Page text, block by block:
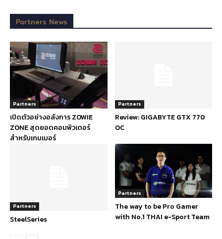
Partners News
Partners
เปิดตัวอย่างอลังการ ZOWIE
ZONE สุดยอดคอมพิวเตอร์
สำหรับเกมเมอร์
Partners
Review: GIGABYTE GTX 770
OC
Partners
SteelSeries
Partners
The way to be Pro Gamer
with No.1 THAI e-Sport Team